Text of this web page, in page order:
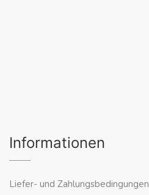
Informationen
Liefer- und Zahlungsbedingungen